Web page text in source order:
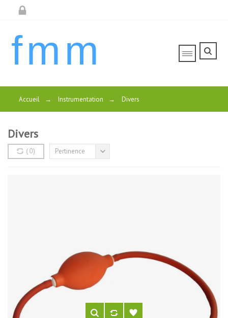
fmm
Accueil → Instrumentation → Divers
Divers
(0) Pertinence